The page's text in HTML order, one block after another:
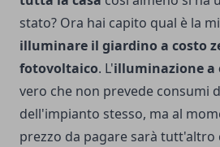
stato? Ora hai capito qual è la
illuminare il giardino a costo
fotovoltaico. L'illuminazione a
vero che non prevede consumi
dell'impianto stesso, ma al
prezzo da pagare sarà tutt'altro